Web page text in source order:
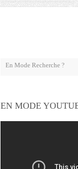
EN MODE